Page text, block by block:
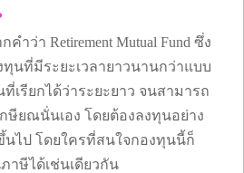
ำว่า Retirement Mutual Fund ซึ่ง
ทุนที่มีระยะเวลายาวนานกว่าแบบ
เรียกได้ว่าระยะยาว จนสามารถ
ษียณนั่นเอง โดยต้องลงทุนอย่าง
นไป โดยใครที่สนใจกองทุนนี้ก็
าษีได้เช่นเดียวกัน